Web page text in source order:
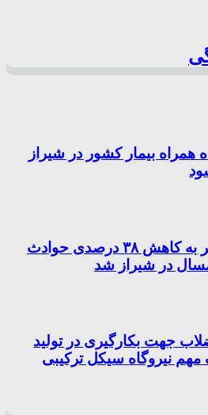
همراه بیمار کشور در شیراز
فرهنگ سازی منجر به کاهش ۳۸ درصدی حوادث
در شیراز شد
جهت بکارگیری در تولید
نیروگاه سیکل ترکیبی